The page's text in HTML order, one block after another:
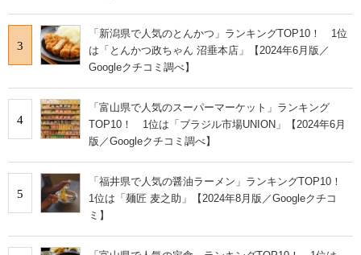
3
「新潟県で人気のとんかつ」ランキングTOP10！ 1位
は「とんかつ政ちゃん 沼垂本店」【2024年6月版／
Googleクチコミ調べ】
4
「富山県で人気のスーパーマーケット」ランキング
TOP10！ 1位は「ブラジル市場UNION」【2024年6月
版／Googleクチコミ調べ】
5
「福井県で人気の醤油ラーメン」ランキングTOP10！
1位は「麺匠 麦之助」【2024年8月版／Googleクチコ
ミ】